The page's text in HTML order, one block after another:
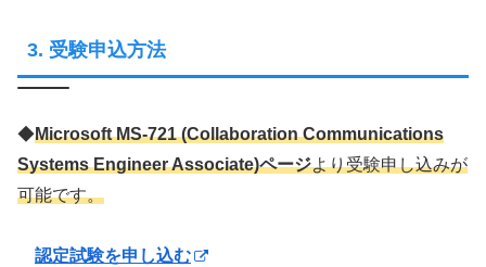
3. 受験申込方法
◆Microsoft MS-721 (Collaboration Communications
Systems Engineer Associate)ページより受験申し込みが
可能です。
認定試験を申し込む